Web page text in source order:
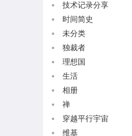
技术记录分享
时间简史
未分类
独裁者
理想国
生活
相册
禅
穿越平行宇宙
维基